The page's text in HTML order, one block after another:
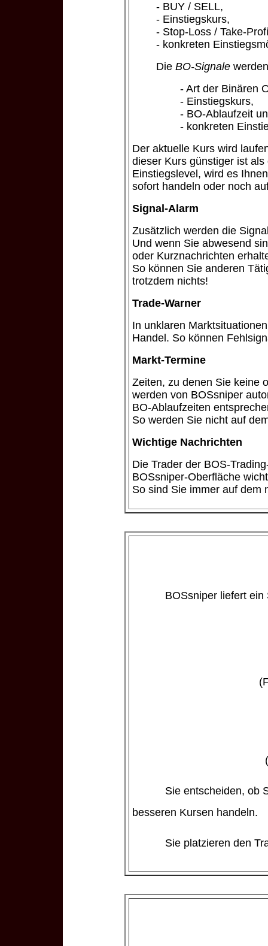
- BUY / SELL,
- Einstiegskurs,
- Stop-Loss / Take-
- konkreten
Die BO-Signale
- Art der Binären
- Einstiegskurs,
- BO-Ablaufzeit
- konkreten
Der aktuelle Kurs wird
dieser Kurs günstiger ist
Einstiegslevel, wird es
sofort handeln oder noch
Signal-Alarm
Zusätzlich werden die
Und wenn Sie abwesend
oder Kurznachrichten
So können Sie anderen
trotzdem nichts!
Trade-Warner
In unklaren
Handel. So können
Markt-Termine
Zeiten, zu denen Sie keine
werden von BOSsniper
BO-Ablaufzeiten
So werden Sie nicht auf
Wichtige Nachrichten
Die Trader der BOS-
BOSsniper-Oberfläche
So sind Sie immer auf dem
BOSsniper liefert ein
Sie entscheiden, ob
besseren Kursen handeln.
Sie platzieren den